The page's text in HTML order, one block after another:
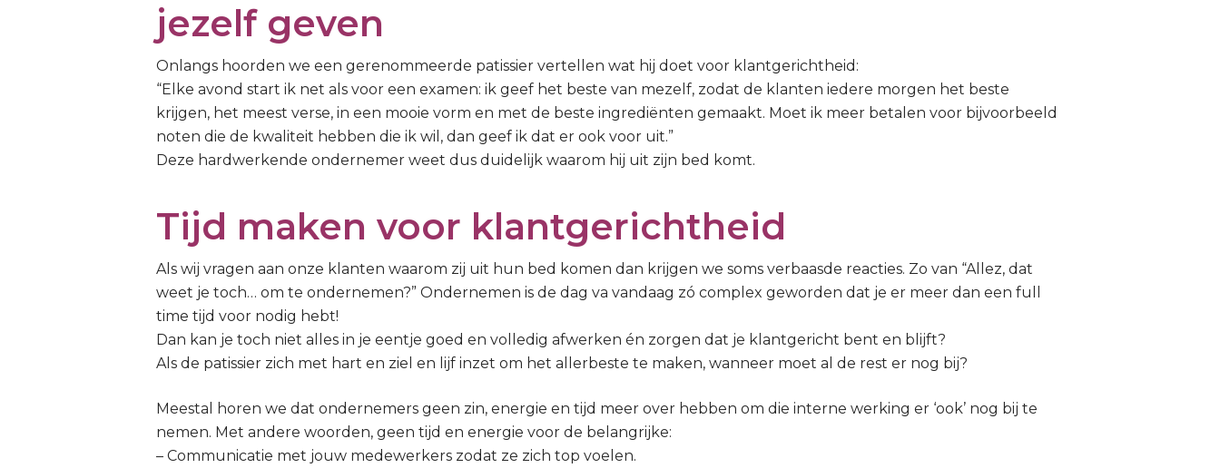
jezelf geven
Onlangs hoorden we een gerenommeerde patissier vertellen wat hij doet voor klantgerichtheid:
“Elke avond start ik net als voor een examen: ik geef het beste van mezelf, zodat de klanten iedere morgen het beste
krijgen, het meest verse, in een mooie vorm en met de beste ingrediënten gemaakt. Moet ik meer betalen voor bijvoorbeeld
noten die de kwaliteit hebben die ik wil, dan geef ik dat er ook voor uit.”
Deze hardwerkende ondernemer weet dus duidelijk waarom hij uit zijn bed komt.
Tijd maken voor klantgerichtheid
Als wij vragen aan onze klanten waarom zij uit hun bed komen dan krijgen we soms verbaasde reacties. Zo van “Allez, dat
weet je toch… om te ondernemen?” Ondernemen is de dag va vandaag zó complex geworden dat je er meer dan een full
time tijd voor nodig hebt!
Dan kan je toch niet alles in je eentje goed en volledig afwerken én zorgen dat je klantgericht bent en blijft?
Als de patissier zich met hart en ziel en lijf inzet om het allerbeste te maken, wanneer moet al de rest er nog bij?
Meestal horen we dat ondernemers geen zin, energie en tijd meer over hebben om die interne werking er ‘ook’ nog bij te
nemen. Met andere woorden, geen tijd en energie voor de belangrijke:
– Communicatie met jouw medewerkers zodat ze zich top voelen.